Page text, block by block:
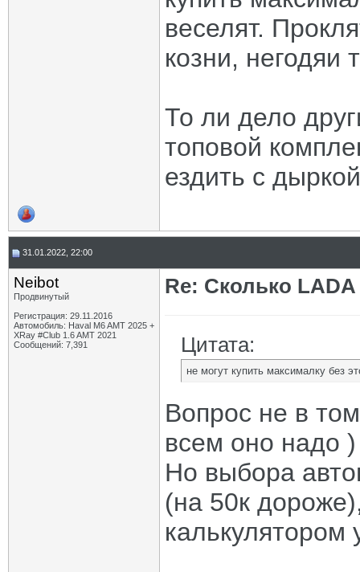
веселят.
козни, негодяи
То ли дело
топовой
ездить с
31.01.2022, 22:00
Neibot
Продвинутый
Регистрация: 29.11.2016
Автомобиль: Haval M6 AMT 2025 +
XRay #Club 1.6 AMT 2021
Сообщений: 7,391
Re: Сколько
Цитата:
не могут купить максималку без
Вопрос не в
всем оно надо )
Но выбора
(на 50к